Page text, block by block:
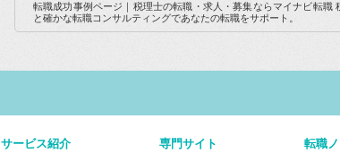
転職成功事例ページ｜税理士の転職・求人・募集ならマイナビ転
と確かな転職コンサルティングであなたの転職をサポート。
サービス紹介 専門サイト 転職